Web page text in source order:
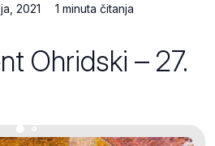
2021 1 minuta čitanja
Ohridski – 27.